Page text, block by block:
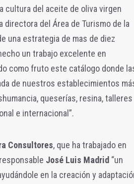
cultura del aceite de oliva virgen
directora del Área de Turismo de la
una estrategia de mas de diez
un trabajo excelente en
como fruto este catálogo donde
de nuestros establecimientos
queserías, resina, talleres
e internacional”.
Consultores, que ha trabajado en
José Luis Madrid “un
en la creación y